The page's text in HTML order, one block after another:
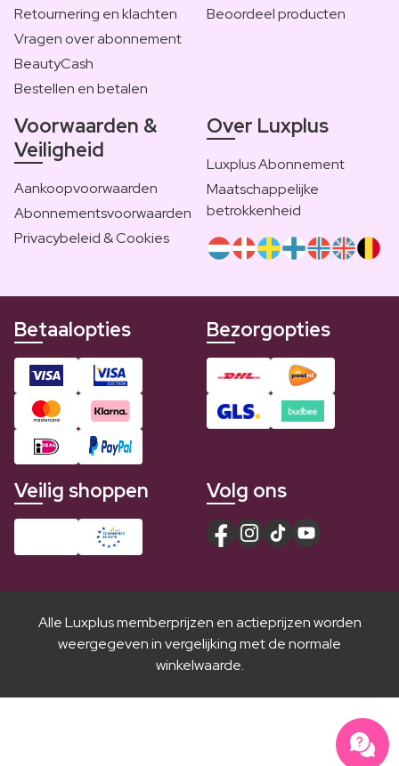
Retournering en klachten
Vragen over abonnement
BeautyCash
Bestellen en betalen
Beoordeel producten
Voorwaarden &
Veiligheid
Aankoopvoorwaarden
Abonnementsvoorwaarden
Privacybeleid & Cookies
Over Luxplus
Luxplus Abonnement
Maatschappelijke
betrokkenheid
Betaalopties Bezorgopties
Veilig shoppen Volg ons
Alle Luxplus memberprijzen en actieprijzen worden
weergegeven in vergelijking met de normale
winkelwaarde.